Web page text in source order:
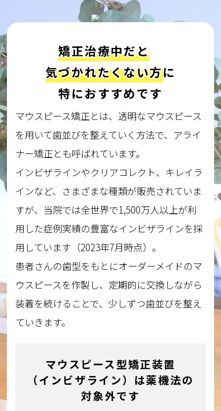
矯正治療中だと
気づかれたくない方に
特におすすめです
マウスピース矯正とは、透明なマウスピース
を用いて歯並びを整えていく方法で、アライ
ナー矯正とも呼ばれています。
インビザラインやクリアコレクト、キレイラ
インなど、さまざまな種類が販売されていま
すが、当院では全世界で1,500万人以上が利
用した症例実績の豊富なインビザラインを採
用しています（2023年7月時点）。
患者さんの歯型をもとにオーダーメイドのマ
ウスピースを作製し、定期的に交換しながら
装着を続けることで、少しずつ歯並びを整え
ていきます。
マウスピース型矯正装置
（インビザライン）は薬機法の
対象外です